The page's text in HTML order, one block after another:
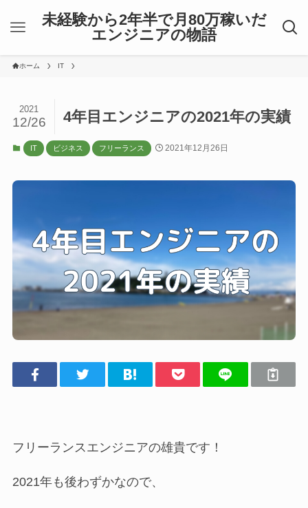
未経験から2年半で月80万稼いだ
エンジニアの物語
ホーム IT
4年目エンジニアの2021年の実績
2021
12/26
IT ビジネス フリーランス 2021年12月26日
フリーランスエンジニアの雄貴です！
2021年も後わずかなので、